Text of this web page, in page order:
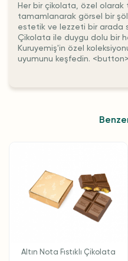
Her bir çikolata, özel olarak
tamamlanarak görsel bir
estetik ve lezzeti bir arada
Çikolata ile duygu dolu bir
Kuruyemiş'in özel
uyumunu keşfedin.
Altın Nota Fıstıklı Çikolata